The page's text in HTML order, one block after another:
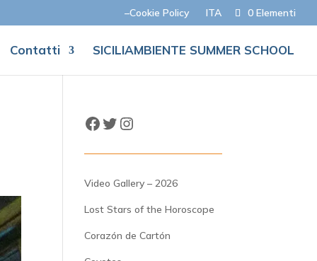
–Cookie Policy ITA 0 Elementi
Contatti SICILIAMBIENTE SUMMER SCHOOL
Facebook
Twitter
Instagram
Video Gallery – 2026
Lost Stars of the Horoscope
Corazón de Cartón